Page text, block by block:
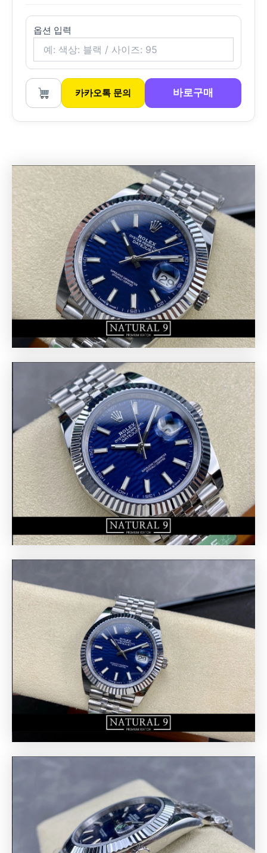
옵션 입력
카카오톡 문의 바로구매